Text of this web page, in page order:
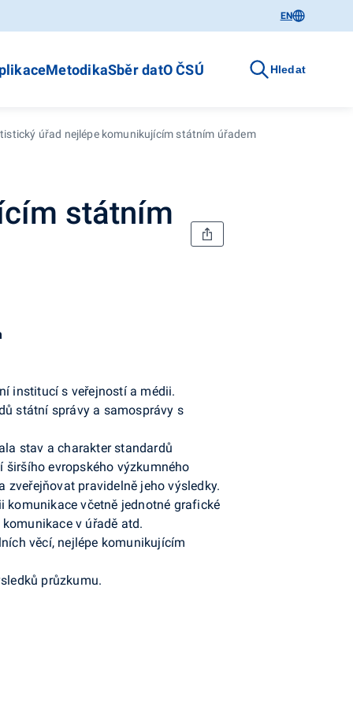
EN
MetodikaSběr datO ČSÚ Hledat
úřad nejlépe komunikujícím státním úřadem
státním
institucí s veřejností a médii.
státní správy a samosprávy s
stav a charakter standardů
širšího evropského výzkumného
zveřejňovat pravidelně jeho výsledky.
včetně jednotné grafické
v úřadě atd.
věcí, nejlépe komunikujícím
průzkumu.